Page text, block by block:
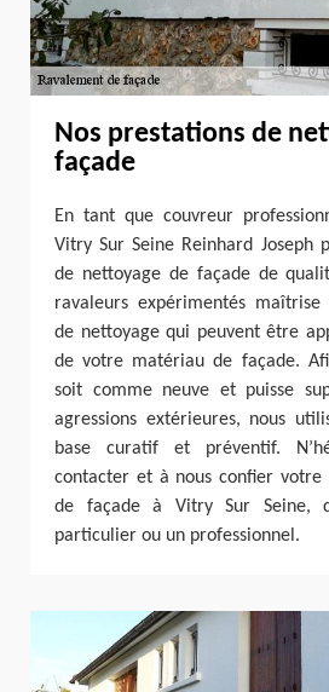
Nos prestations de
façade
En tant que couvreur
Vitry Sur Seine Reinhard Joseph
de nettoyage de façade de
ravaleurs expérimentés maîtrise
de nettoyage qui peuvent être
de votre matériau de façade.
soit comme neuve et puisse
agressions extérieures, nous
base curatif et préventif.
contacter et à nous confier votre
de façade à Vitry Sur Seine,
particulier ou un professionnel.